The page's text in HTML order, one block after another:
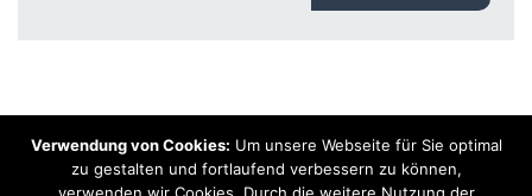
Hinweis: Trotz zahlreicher Studien, die einen Zusammenhang zwischen
Elektrosmog und gesundheitlichen Problemen aufzeigen, ist es von der
Verwendung von Cookies: Um unsere Webseite für Sie optimal
zu gestalten und fortlaufend verbessern zu können,